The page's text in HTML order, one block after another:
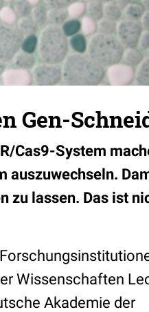
Gen-
Cas9-System
auszuwechseln.
zu lassen. Das ist
Wissenschaften
Akademie der